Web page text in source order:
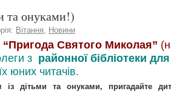
та онуками!)
Вітання, Новини
“Пригода Святого Миколая”
з районної бібліотеки для
юних читачів.
дітьми та онуками, пригадайте